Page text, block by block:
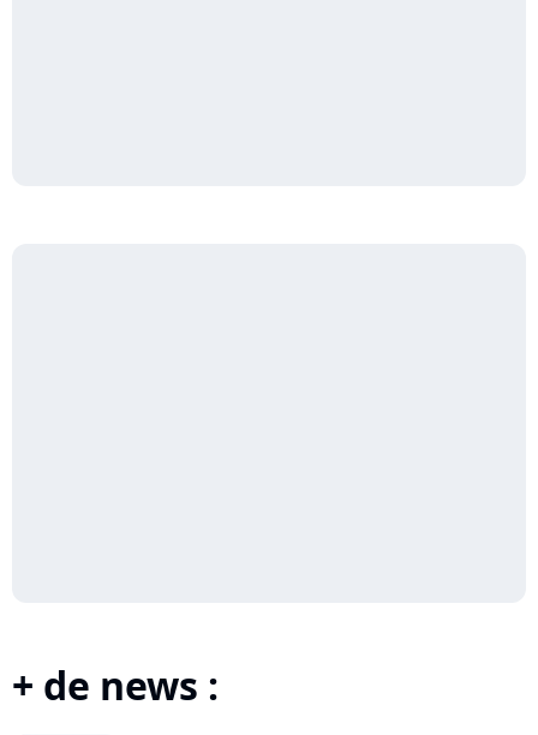
+ de news :